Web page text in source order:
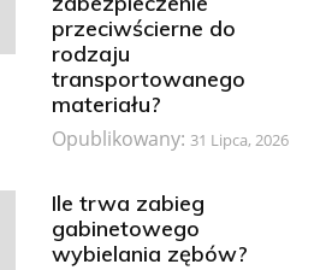
przeciwścierne do
rodzaju
transportowanego
materiału?
Opublikowany: 31 Lipca, 2026
Ile trwa zabieg
gabinetowego
wybielania zębów?